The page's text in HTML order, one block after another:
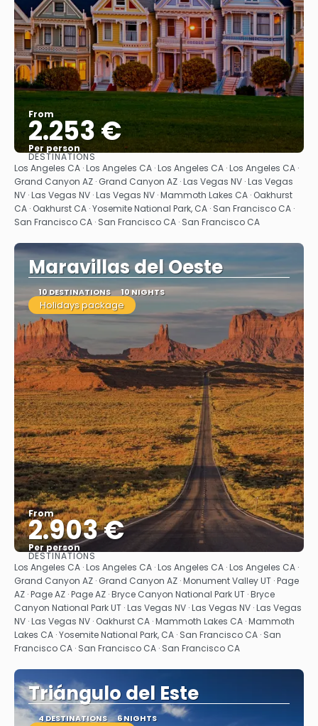
From
2.253 €
Per person
See
DESTINATIONS
Los Angeles CA · Los Angeles CA · Los Angeles CA · Los Angeles CA ·
Grand Canyon AZ · Grand Canyon AZ · Las Vegas NV · Las Vegas
NV · Las Vegas NV · Las Vegas NV · Mammoth Lakes CA · Oakhurst
CA · Oakhurst CA · Yosemite National Park, CA · San Francisco CA ·
San Francisco CA · San Francisco CA · San Francisco CA
Maravillas del Oeste
10 DESTINATIONS 10 NIGHTS
Holidays package
From
2.903 €
Per person
See
DESTINATIONS
Los Angeles CA · Los Angeles CA · Los Angeles CA · Los Angeles CA ·
Grand Canyon AZ · Grand Canyon AZ · Monument Valley UT · Page
AZ · Page AZ · Page AZ · Bryce Canyon National Park UT · Bryce
Canyon National Park UT · Las Vegas NV · Las Vegas NV · Las Vegas
NV · Las Vegas NV · Oakhurst CA · Mammoth Lakes CA · Mammoth
Lakes CA · Yosemite National Park, CA · San Francisco CA · San
Francisco CA · San Francisco CA · San Francisco CA
Triángulo del Este
4 DESTINATIONS 6 NIGHTS